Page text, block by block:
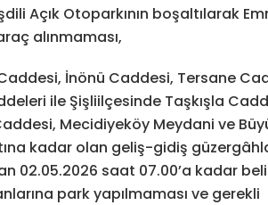
Açık Otoparkının boşaltılarak
alınmaması,
İnönü Caddesi, Tersane
ile Şişliilçesinde Taşkışla
Mecidiyeköy Meydani ve
kadar olan geliş-gidiş
02.05.2026 saat 07.00’a kadar
park yapılmaması ve gerekli